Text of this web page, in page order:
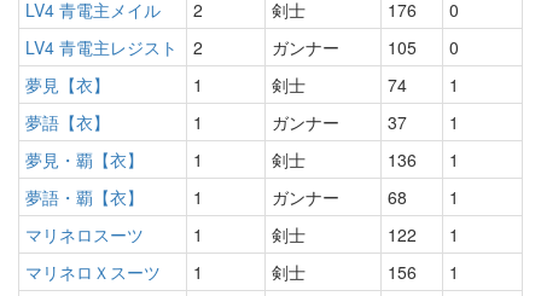
LV4 青電主メイル 2 剣士 176
0
LV4 青電主レジスト
2 ガンナー 105
0
夢見【衣】
1 剣士 74
1
夢語【衣】
1 ガンナー 37
1
夢見・覇【衣】
1 剣士 136
1
夢語・覇【衣】
1 ガンナー 68
1
マリネロスーツ
1 剣士 122
1
マリネロＸスーツ
1 剣士 156
1